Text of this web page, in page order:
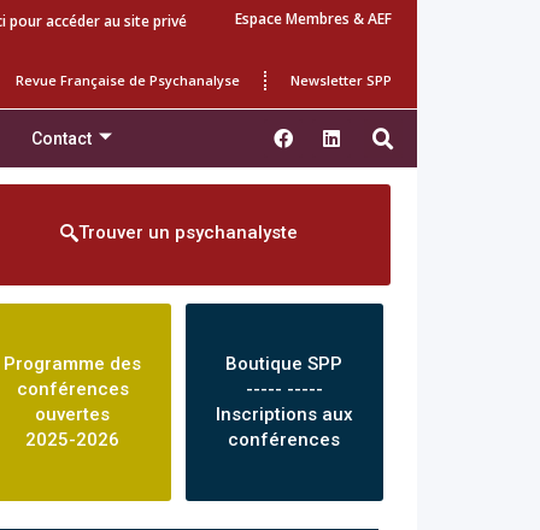
pour accéder au site privé Espace Membres & AEF
Revue Française de Psychanalyse Newsletter SPP
Contact
Trouver un psychanalyste
Programme des
conférences
ouvertes
2025-2026
Boutique SPP
----- -----
Inscriptions aux
conférences